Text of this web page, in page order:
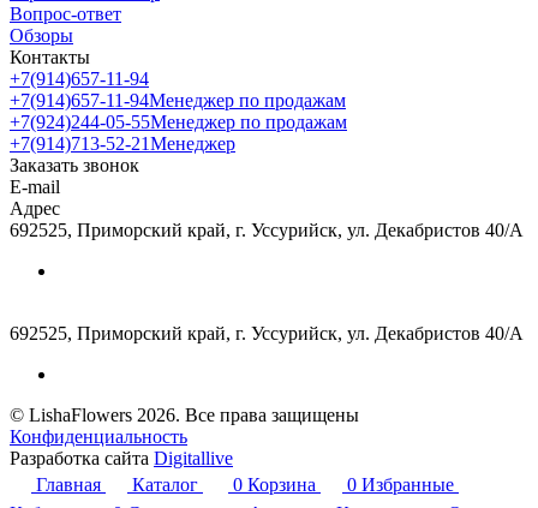
Вопрос-ответ
Обзоры
Контакты
+7(914)657-11-94
+7(914)657-11-94Менеджер по продажам
+7(924)244-05-55Менеджер по продажам
+7(914)713-52-21Менеджер
Заказать звонок
E-mail
Адрес
692525, Приморский край, г. Уссурийск, ул. Декабристов 40/А
692525, Приморский край, г. Уссурийск, ул. Декабристов 40/А
© LishaFlowers 2026. Все права защищены
Конфиденциальность
Разработка сайта Digitallive
Главная
Каталог 0 Корзина 0 Избранные